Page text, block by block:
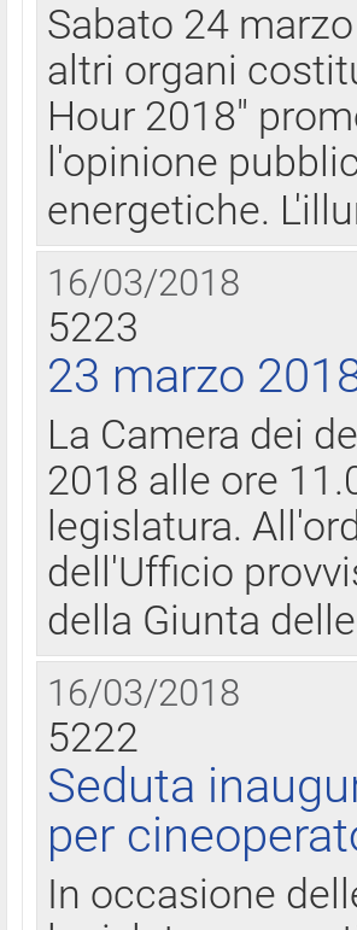
Sabato 24
altri organi
Hour 2018"
l'opinione
energetiche.
16/03/2018
5223
23 marzo
La Camera dei
2018 alle ore
legislatura.
dell'Ufficio
della Giunta delle
16/03/2018
5222
Seduta
per
In occasione